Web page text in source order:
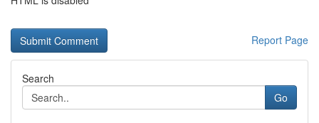
Report Page
Search
Go